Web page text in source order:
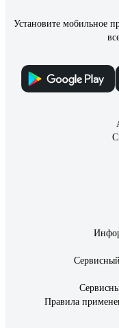
Установите мобильное
Правила